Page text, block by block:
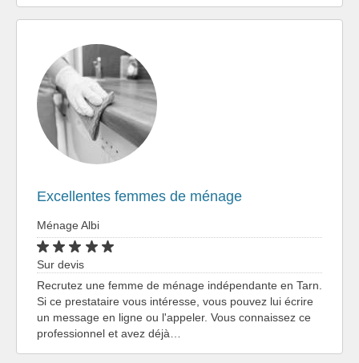
Excellentes femmes de ménage
Ménage Albi
Sur devis
Recrutez une femme de ménage indépendante en Tarn.
Si ce prestataire vous intéresse, vous pouvez lui écrire
un message en ligne ou l'appeler. Vous connaissez ce
professionnel et avez déjà…